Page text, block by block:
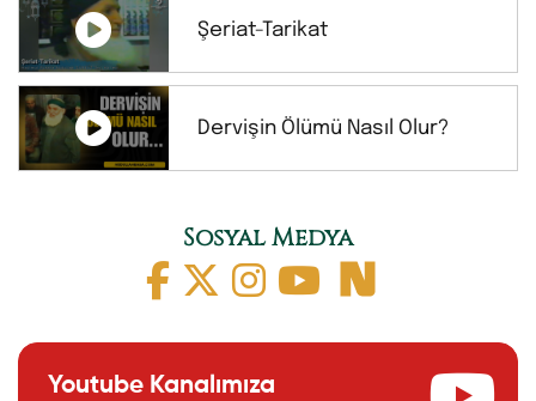
Şeriat-Tarikat
Dervişin Ölümü Nasıl Olur?
Sosyal Medya
Youtube Kanalımıza